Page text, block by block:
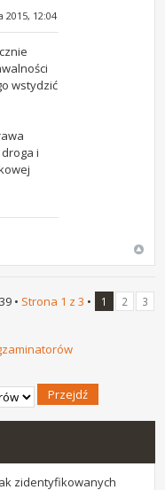
12:04
wstydzić
i
• Strona 1 z 3 • 1 2 3
zidentyfikowanych